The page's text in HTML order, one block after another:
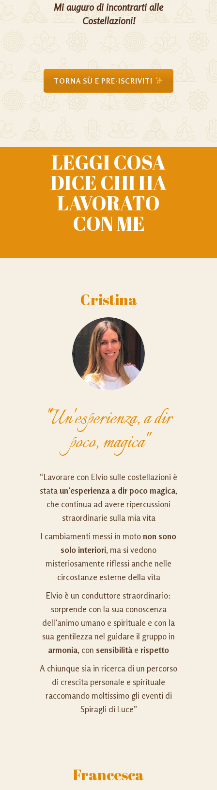
Mi auguro di incontrarti alle
Costellazioni!
TORNA SÙ E PRE-ISCRIVITI
LEGGI COSA
DICE CHI HA
LAVORATO
CON ME
Cristina
"Un'esperienza, a dir
poco, magica"
“Lavorare con Elvio sulle costellazioni è
stata un’esperienza a dir poco magica,
che continua ad avere ripercussioni
straordinarie sulla mia vita
I cambiamenti messi in motonon sono
solo interiori, ma si vedono
misteriosamente riflessi anche nelle
circostanze esterne della vita
Elvio è un conduttore straordinario:
sorprende con la sua conoscenza
dell’animo umano e spirituale e con la
sua gentilezza nel guidare il gruppo in
armonia, con sensibilitàe rispetto
A chiunque sia in ricerca di un percorso
di crescita personale e spirituale
raccomando moltissimo gli eventi di
Spiragli di Luce”
Francesca